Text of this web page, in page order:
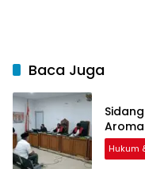
Baca Juga
Hukum